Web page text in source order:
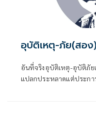
อุบัติเหตุ-ภัย(สอง
อันที่จริงอุบัติเหตุ-อุบัติภัยเ
แปลกประหลาดแต่ประการใด เพียงแต่หากจะเข้าเค้า